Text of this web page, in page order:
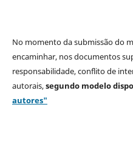
No momento da submissão do
encaminhar, nos documentos
responsabilidade, conflito de
autorais,segundo modelo
autores"